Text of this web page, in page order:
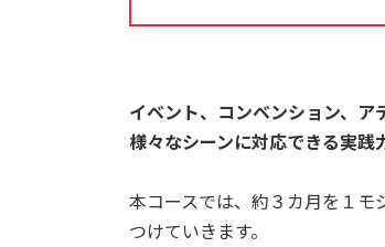
イベント、コンベンション、ア
様々なシーンに対応できる実践
本コースでは、約３カ月を１モ
つけていきます。